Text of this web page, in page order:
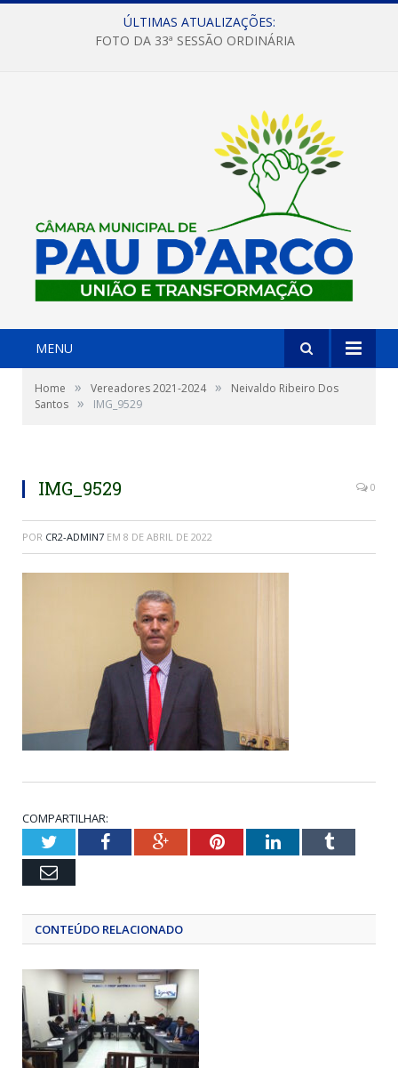
ÚLTIMAS ATUALIZAÇÕES:
FOTO DA 33ª SESSÃO ORDINÁRIA
MENU
Home » Vereadores 2021-2024 »
Neivaldo Ribeiro Dos
Santos » IMG_9529
IMG_9529 0
POR CR2-ADMIN7 EM 8 DE ABRIL DE 2022
COMPARTILHAR:
TwitterFacebookGoogle+PinterestLinkedInTumblr
Email
CONTEÚDO RELACIONADO